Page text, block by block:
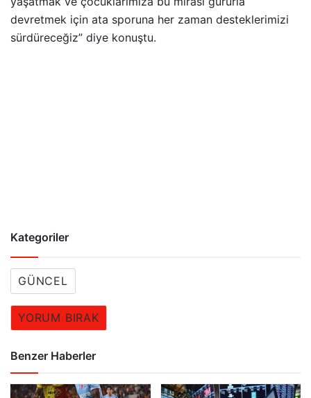
devretmek için ata sporuna her zaman desteklerimizi
sürdüreceğiz” diye konuştu.
Kategoriler
GÜNCEL
YORUM BIRAK
Benzer Haberler